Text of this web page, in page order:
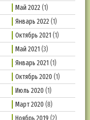
Май 2022(1)
Январь 2022(1)
Октябрь 2021 (1)
Май 2021 (3)
Январь 2021 (1)
Октябрь 2020 (1)
Июль 2020 (1)
Март 2020 (8)